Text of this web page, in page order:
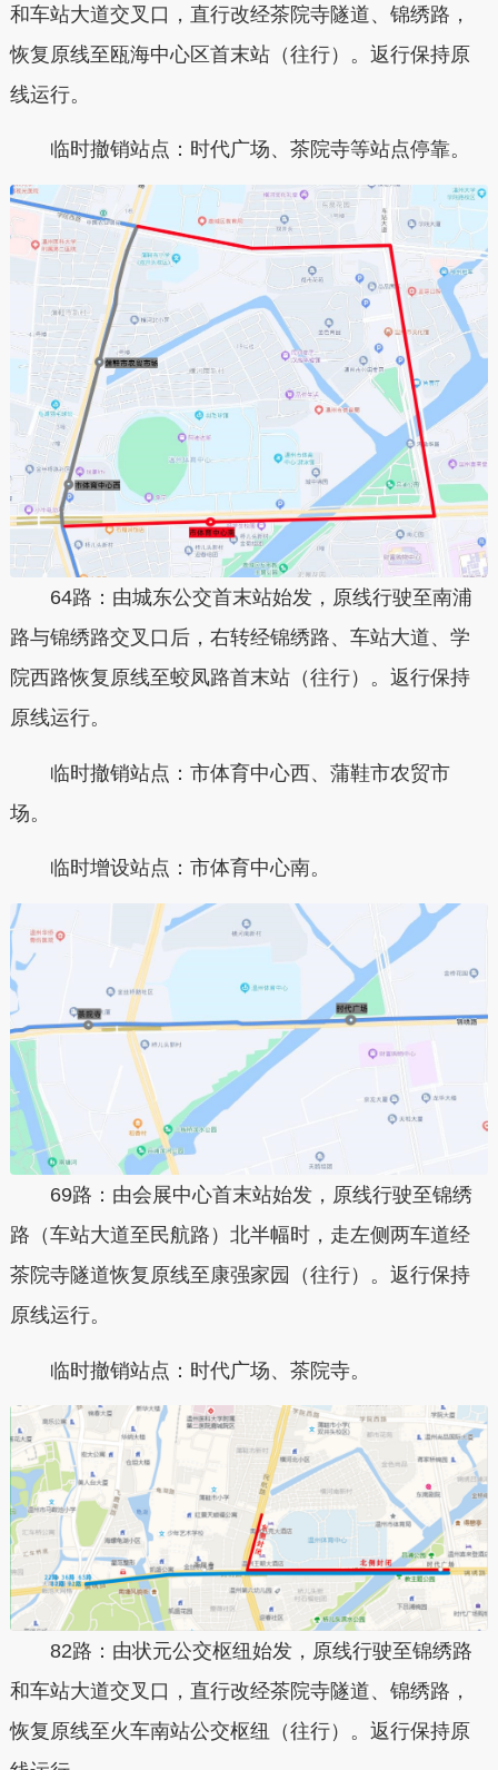
和车站大道交叉口，直行改经茶院寺隧道、锦绣路，
恢复原线至瓯海中心区首末站（往行）。返行保持原
线运行。
临时撤销站点：时代广场、茶院寺等站点停靠。
64路：由城东公交首末站始发，原线行驶至南浦
路与锦绣路交叉口后，右转经锦绣路、车站大道、学
院西路恢复原线至蛟凤路首末站（往行）。返行保持
原线运行。
临时撤销站点：市体育中心西、蒲鞋市农贸市
场。
临时增设站点：市体育中心南。
69路：由会展中心首末站始发，原线行驶至锦绣
路（车站大道至民航路）北半幅时，走左侧两车道经
茶院寺隧道恢复原线至康强家园（往行）。返行保持
原线运行。
临时撤销站点：时代广场、茶院寺。
82路：由状元公交枢纽始发，原线行驶至锦绣路
和车站大道交叉口，直行改经茶院寺隧道、锦绣路，
恢复原线至火车南站公交枢纽（往行）。返行保持原